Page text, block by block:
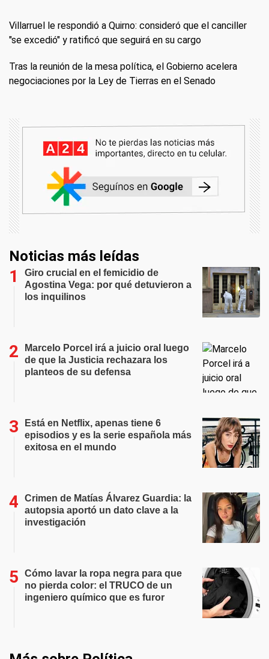
Villarruel le respondió a Quirno: consideró que el canciller
"se excedió" y ratificó que seguirá en su cargo
Tras la reunión de la mesa política, el Gobierno acelera
negociaciones por la Ley de Tierras en el Senado
Noticias más leídas
Giro crucial en el femicidio de
Agostina Vega: por qué detuvieron a
los inquilinos
Marcelo Porcel irá a juicio oral luego
de que la Justicia rechazara los
planteos de su defensa
Está en Netflix, apenas tiene 6
episodios y es la serie española más
exitosa en el mundo
Crimen de Matías Álvarez Guardia: la
autopsia aportó un dato clave a la
investigación
Cómo lavar la ropa negra para que
no pierda color: el TRUCO de un
ingeniero químico que es furor